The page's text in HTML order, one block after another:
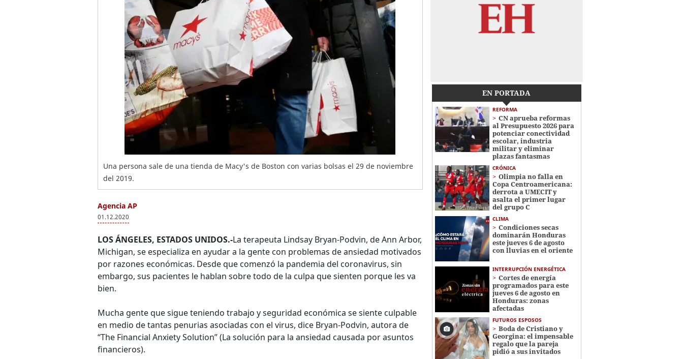
Una persona sale de una tienda de Macy's de Boston con varias bolsas el 29 de noviembre
del 2019.
Agencia AP
01.12.2020
LOS ÁNGELES, ESTADOS UNIDOS.-La terapeuta Lindsay Bryan-Podvin, de Ann Arbor,
Michigan, se especializa en ayudar a la gente con problemas de ansiedad motivados
por razones económicas. Desde que comenzó la pandemia del coronavirus, sin
embargo, sus pacientes le hablan sobre todo de la culpa que sienten porque les va
bien.
Mucha gente que sigue teniendo trabajo y seguridad económica se siente culpable
en medio de tantas penurias asociadas con el virus, dice Bryan-Podvin, autora de
“The Financial Anxiety Solution” (La solución para la ansiedad causada por asuntos
financieros).
EN PORTADA
REFORMA
CN aprueba reformas
al Presupuesto 2026 para
potenciar conectividad
escolar, industria
militar y eliminar
plazas fantasmas
CRÓNICA
Olimpia no falla en
Copa Centroamericana:
derrota a UMECIT y
asalta el primer lugar
del grupo C
CLIMA
Condiciones secas
dominarán Honduras
este jueves 6 de agosto
con lluvias en el oriente
INTERRUPCIÓN ENERGÉTICA
Cortes de energía
programados para este
jueves 6 de agosto en
Honduras: zonas
afectadas
FUTUROS ESPOSOS
Boda de Cristiano y
Georgina: el impensable
regalo que la pareja
pidió a sus invitados